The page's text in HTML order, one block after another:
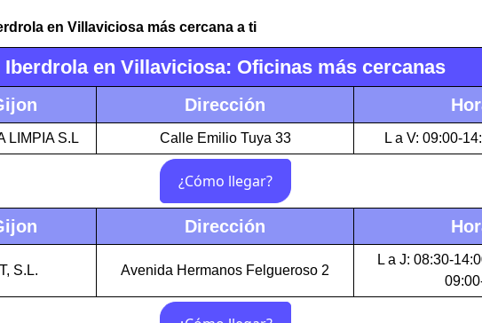
en Villaviciosa más cercana a ti
Iberdrola en Villaviciosa: Oficinas más cercanas
Dirección
LIMPIA S.L Calle Emilio Tuya 33 L a V: 09:00-
Dirección
S.L. Avenida Hermanos Felgueroso 2
L a J: 08:30-